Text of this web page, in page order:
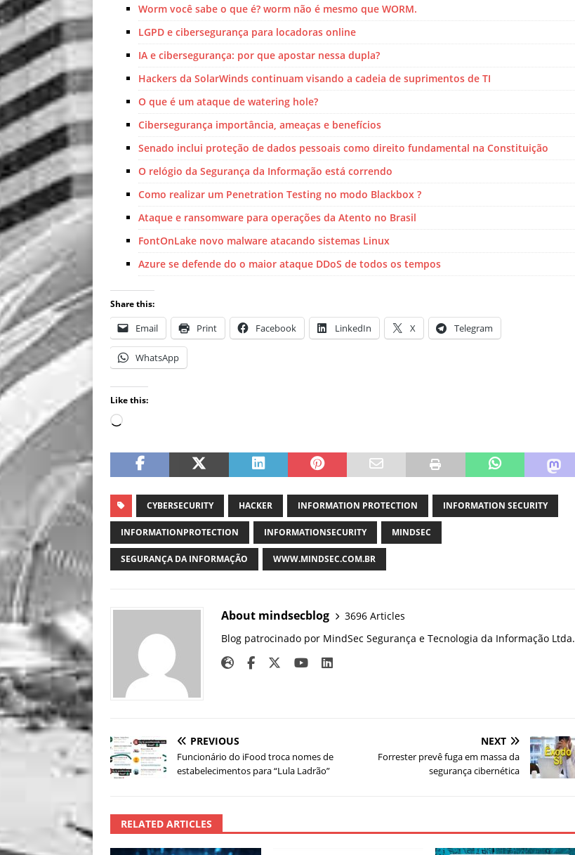
Worm você sabe o que é? worm não é mesmo que WORM.
LGPD e cibersegurança para locadoras online
IA e cibersegurança: por que apostar nessa dupla?
Hackers da SolarWinds continuam visando a cadeia de suprimentos de TI
O que é um ataque de watering hole?
Cibersegurança importância, ameaças e benefícios
Senado inclui proteção de dados pessoais como direito fundamental na Constituição
O relógio da Segurança da Informação está correndo
Como realizar um Penetration Testing no modo Blackbox ?
Ataque e ransomware para operações da Atento no Brasil
FontOnLake novo malware atacando sistemas Linux
Azure se defende do o maior ataque DDoS de todos os tempos
Share this:
Email Print Facebook LinkedIn X Telegram
WhatsApp
Like this:
CYBERSECURITY HACKER INFORMATION PROTECTION INFORMATION SECURITY
INFORMATIONPROTECTION INFORMATIONSECURITY MINDSEC
SEGURANÇA DA INFORMAÇÃO WWW.MINDSEC.COM.BR
About mindsecblog
3696 Articles
Blog patrocinado por MindSec Segurança e Tecnologia da Informação Ltda.
PREVIOUS
Funcionário do iFood troca nomes de
estabelecimentos para “Lula Ladrão”
NEXT
Forrester prevê fuga em massa da
segurança cibernética
RELATED ARTICLES